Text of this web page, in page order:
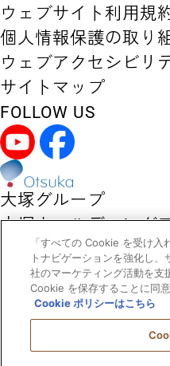
ウェブサイト利用規
個人情報保護の取り
ウェブアクセシビリ
サイトマップ
FOLLOW US
大塚グループ
大塚ホールディング
大塚製薬
大塚製薬工場
大塚倉庫
大塚化学
大塚食品
「すべての Cookie を受け入
トナビゲーションを強化し
社のマーケティング活動を支
Cookie を保存することに同
Cookie ポリシーはこちら